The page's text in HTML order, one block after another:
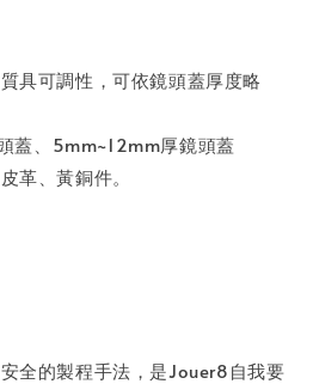
具可調性，可依鏡頭蓋厚度略
蓋、5mm~12mm厚鏡頭蓋
革、黃銅件。
全的製程手法，是Jouer8自我要